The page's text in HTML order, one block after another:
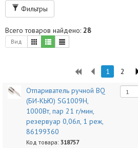
Фильтры
Всего товаров найдено: 28
Вид
1 2
Отпариватель ручной BQ
(БИ-КЬЮ) SG1009H,
1000Вт, пар 21 г/мин,
резервуар 0,06л, 1 реж,
86199360
Код товара: 318757